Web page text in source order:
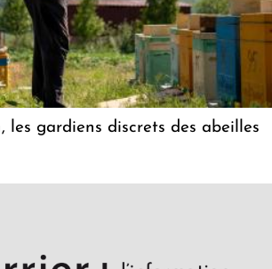
les gardiens discrets des abeilles